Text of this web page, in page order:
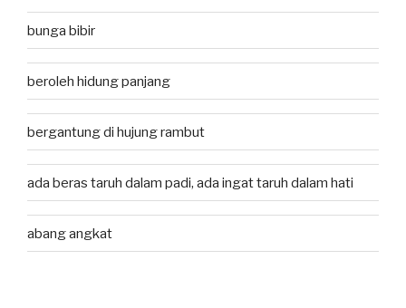
bunga bibir
beroleh hidung panjang
bergantung di hujung rambut
ada beras taruh dalam padi, ada ingat taruh dalam hati
abang angkat